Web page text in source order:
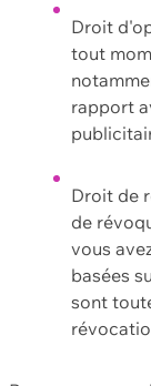
Droit
tout
rapport
Droit de
de
vous
basées
sont